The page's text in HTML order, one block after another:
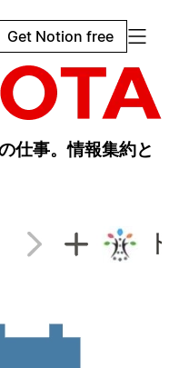
Get Notion free
仕事。情報集約と